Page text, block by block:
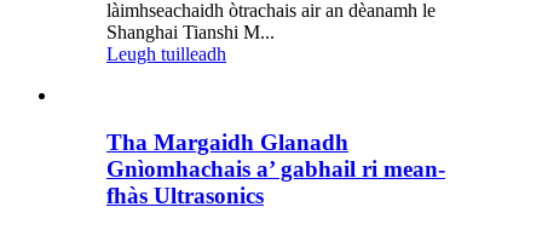
làimhseachaidh òtrachais air an dèanamh le
Shanghai Tianshi M...
Leugh tuilleadh
Tha Margaidh Glanadh
Gnìomhachais a’ gabhail ri mean-
fhàs Ultrasonics